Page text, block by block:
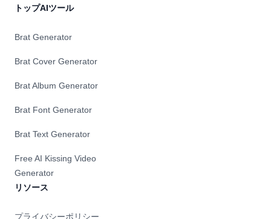
トップAIツール
Brat Generator
Brat Cover Generator
Brat Album Generator
Brat Font Generator
Brat Text Generator
Free AI Kissing Video
Generator
リソース
プライバシーポリシー